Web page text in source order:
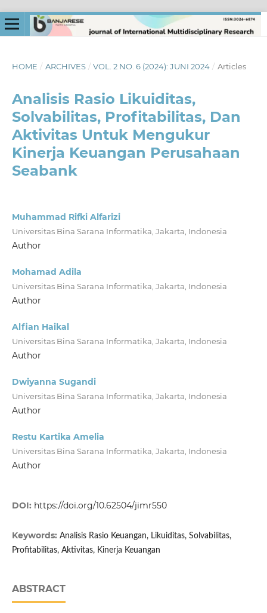
HOME / ARCHIVES / VOL. 2 NO. 6 (2024): JUNI 2024 / Articles
Analisis Rasio Likuiditas,
Solvabilitas, Profitabilitas, Dan
Aktivitas Untuk Mengukur
Kinerja Keuangan Perusahaan
Seabank
Muhammad Rifki Alfarizi
Universitas Bina Sarana Informatika, Jakarta, Indonesia
Author
Mohamad Adila
Universitas Bina Sarana Informatika, Jakarta, Indonesia
Author
Alfian Haikal
Universitas Bina Sarana Informatika, Jakarta, Indonesia
Author
Dwiyanna Sugandi
Universitas Bina Sarana Informatika, Jakarta, Indonesia
Author
Restu Kartika Amelia
Universitas Bina Sarana Informatika, Jakarta, Indonesia
Author
DOI: https://doi.org/10.62504/jimr550
Keywords: Analisis Rasio Keuangan, Likuiditas, Solvabilitas,
Profitabilitas, Aktivitas, Kinerja Keuangan
ABSTRACT